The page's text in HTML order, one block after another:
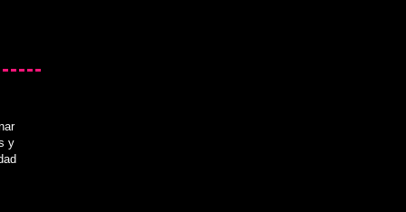
y